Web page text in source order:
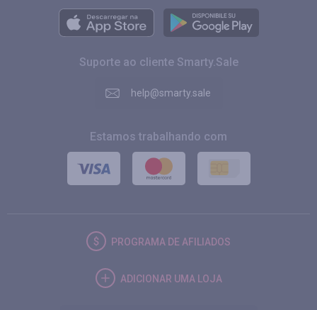
Suporte ao cliente Smarty.Sale
help@smarty.sale
Estamos trabalhando com
PROGRAMA DE AFILIADOS
ADICIONAR UMA LOJA